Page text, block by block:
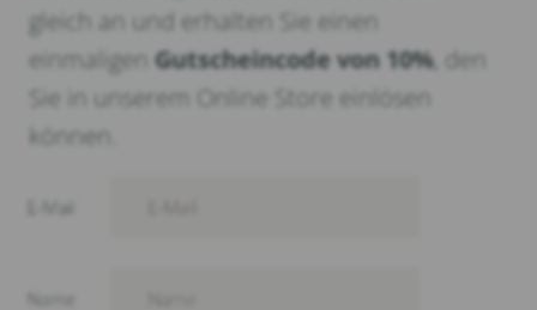
gleich an und erhalten Sie einen
einmaligen Gutscheincode von 10%, den
Sie in unserem Online Store einlösen
können.